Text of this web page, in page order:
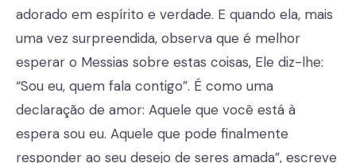
adorado em espírito e verdade. E quando ela, mais
uma vez surpreendida, observa que é melhor
esperar o Messias sobre estas coisas, Ele diz-lhe:
“Sou eu, quem fala contigo”. É como uma
declaração de amor: Aquele que você está à
espera sou eu. Aquele que pode finalmente
responder ao seu desejo de seres amada”, escreve